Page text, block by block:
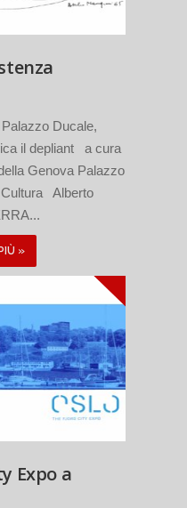
Ducale,
il depliant a cura
Genova Palazzo
Cultura Alberto
»
Expo a